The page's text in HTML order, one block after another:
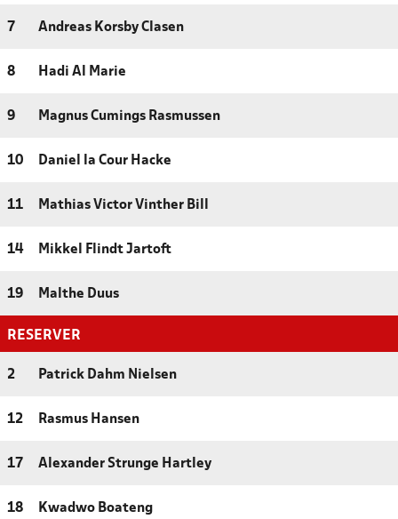
7 Andreas Korsby Clasen
8 Hadi Al Marie
9 Magnus Cumings Rasmussen
10 Daniel la Cour Hacke
11 Mathias Victor Vinther Bill
14 Mikkel Flindt Jartoft
19 Malthe Duus
RESERVER
2 Patrick Dahm Nielsen
12 Rasmus Hansen
17 Alexander Strunge Hartley
18 Kwadwo Boateng